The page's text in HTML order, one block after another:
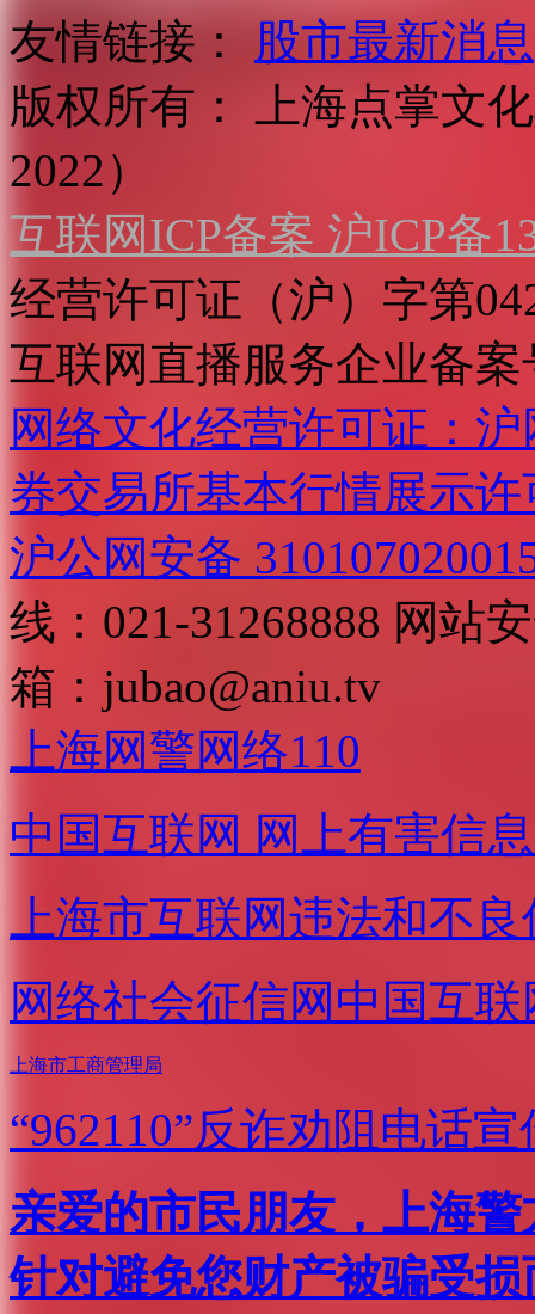
友情链接：
股市最新消息
版权所有：
上海点掌文
2022）
互联网ICP备案 沪ICP备
经营许可证（沪）字第
互联网直播服务企业备案
网络文化经营许可证：
券交易所基本行情展示许
沪公网安备
线：021-31268888 网站
箱： jubao@aniu.tv
上海网警网络110
中国互联网 网上有害信
上海市互联网违法和不
网络社会征信网 中国互
上海市工商管理局
“962110”反诈劝阻电话宣
亲爱的市民朋友，上海
针对避免您财产被骗受